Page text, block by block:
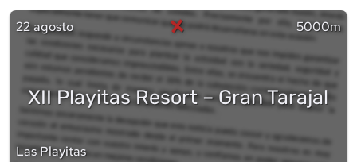
22 agosto × 5000m
XII Playitas Resort – Gran Tarajal
Las Playitas